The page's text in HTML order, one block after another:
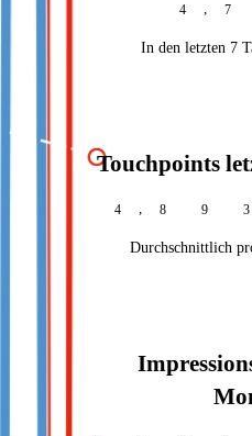
4 , 7
In den letzten 7
Touchpoints
4 , 8 9 3
Durchschnittlich